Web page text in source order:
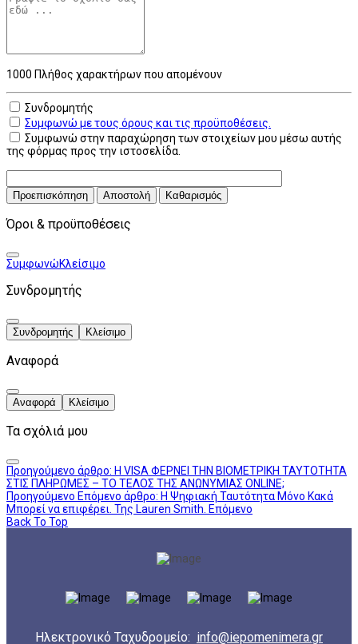
1000 Πλήθος χαρακτήρων που απομένουν
Συνδρομητής
Συμφωνώ με τους όρους και τις προϋποθέσεις.
Συμφωνώ στην παραχώρηση των στοιχείων μου μέσω αυτής
της φόρμας προς την ιστοσελίδα.
Προεπισκόπηση Αποστολή Καθαρισμός
Όροι & προϋποθέσεις
ΣυμφωνώΚλείσιμο
Συνδρομητής
Συνδρομητής Κλείσιμο
Αναφορά
Αναφορά Κλείσιμο
Τα σχόλιά μου
Προηγούμενο άρθρο: Η VISA ΦΕΡΝΕΙ ΤΗΝ ΒΙΟΜΕΤΡΙΚΗ ΤΑΥΤΟΤΗΤΑ
ΣΤΙΣ ΠΛΗΡΩΜΕΣ – ΤΟ ΤΕΛΟΣ ΤΗΣ ΑΝΩΝΥΜΙΑΣ ONLINE;
Προηγούμενο Επόμενο άρθρο: Η Ψηφιακή Ταυτότητα Μόνο Κακά
Μπορεί να επιφέρει. Της Lauren Smith. Επόμενο
Back To Top
Ηλεκτρονικό Ταχυδρομείο: info@iepomenimera.gr